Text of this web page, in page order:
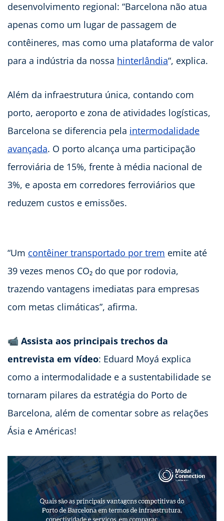
desenvolvimento regional: “Barcelona não atua
apenas como um lugar de passagem de
contêineres, mas como uma plataforma de valor
para a indústria da nossa hinterlândia“, explica.
Além da infraestrutura única, contando com
porto, aeroporto e zona de atividades logísticas,
Barcelona se diferencia pela intermodalidade
avançada. O porto alcança uma participação
ferroviária de 15%, frente à média nacional de
3%, e aposta em corredores ferroviários que
reduzem custos e emissões.
“Um contêiner transportado por trem emite até
39 vezes menos CO₂ do que por rodovia,
trazendo vantagens imediatas para empresas
com metas climáticas”, afirma.
📹 Assista aos principais trechos da
entrevista em vídeo: Eduard Moyá explica
como a intermodalidade e a sustentabilidade se
tornaram pilares da estratégia do Porto de
Barcelona, além de comentar sobre as relações
Ásia e Américas!